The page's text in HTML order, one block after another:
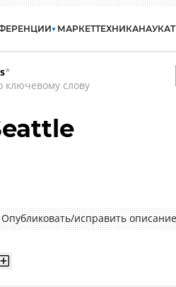
МАРКЕТТЕХНИКАНАУКА
*
ключевому слову
Опубликовать/исправить